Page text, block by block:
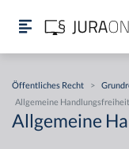
Öffentliches Recht >
Allgemeine
Allgemeine